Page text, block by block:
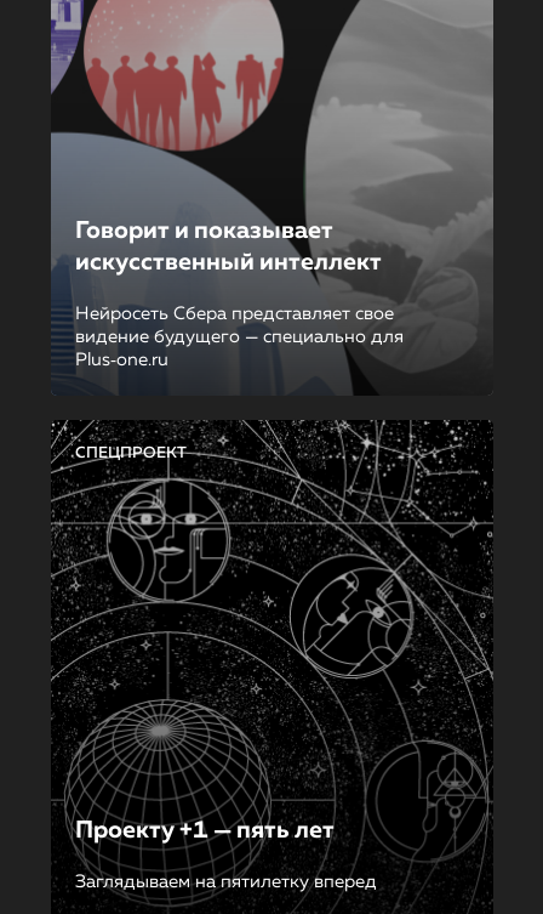
Говорит и показывает
искусственный интеллект
Нейросеть Сбера представляет свое
видение будущего — специально для
Plus‑one.ru
СПЕЦПРОЕКТ
Проекту +1 — пять лет
Заглядываем на пятилетку вперед